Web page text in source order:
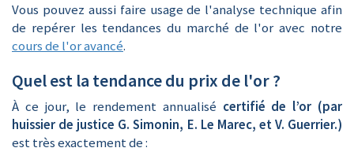
Vous pouvez aussi faire usage de l'analyse technique afin
de repérer les tendances du marché de l'or avec notre
cours de l'or avancé.
Quel est la tendance du prix de l'or ?
À ce jour, le rendement annualisé certifié de l’or (par
huissier de justice G. Simonin, E. Le Marec, et V. Guerrier.)
est très exactement de :